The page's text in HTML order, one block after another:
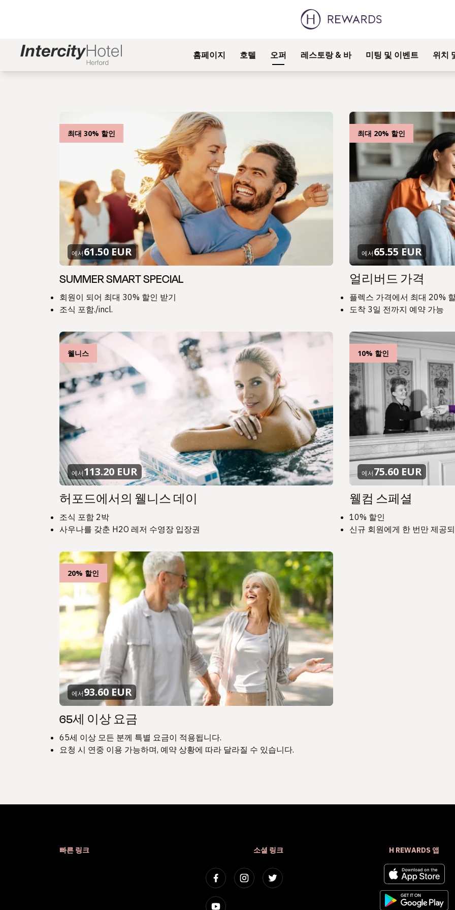
홈페이지 호텔 오퍼 레스토랑 & 바 미팅 및 이벤트 위치
최대 30% 할인
에서61.50 EUR
SUMMER SMART SPECIAL
회원이 되어 최대 30% 할인 받기
조식 포함./incl.
최대 20% 할인
에서65.55 EUR
얼리버드 가격
플렉스 가격에서 최대 20%
도착 3일 전까지 예약 가능
웰니스
에서113.20 EUR
허포드에서의 웰니스 데이
조식 포함 2박
사우나를 갖춘 H2O 레저 수영장 입장권
10% 할인
에서75.60 EUR
웰컴 스페셜
10% 할인
신규 회원에게 한 번만 제공
20% 할인
에서93.60 EUR
65세 이상 요금
65세 이상 모든 분께 특별 요금이 적용됩니다.
요청 시 연중 이용 가능하며, 예약 상황에 따라 달라질 수 있습니다.
빠른 링크 소셜 링크 H REWARDS 앱